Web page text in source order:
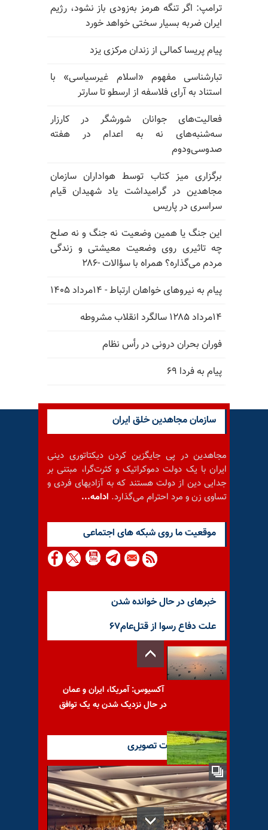
ترامپ: اگر تنگه هرمز به‌زودی باز نشود، رژیم
ایران ضربه بسیار سختی خواهد خورد
پیام پریسا کمالی از زندان مرکزی یزد
تبارشناسی مفهوم «اسلام غیرسیاسی» با
استناد به آرای فلاسفه از ارسطو تا سارتر
فعالیت‌های جوانان شورشگر در کارزار
سه‌شنبه‌های نه به اعدام در هفته
صدوسی‌و‌دوم
برگزاری میز کتاب توسط هواداران سازمان
مجاهدین در گرامیداشت یاد شهیدان قیام
سراسری در پاریس
این جنگ یا همین وضعیت نه جنگ و نه صلح
چه تاثیری روی وضعیت معیشتی و زندگی
مردم می‌گذاره؟ همراه با سؤالات -۲۸۶
پیام به نیروهای خواهان ارتباط - ۱۴مرداد ۱۴۰۵
۱۴مرداد ۱۲۸۵ سالگرد انقلاب مشروطه
فوران بحران درونی در رأس نظام
پیام به فردا ۶۹
سازمان مجاهدین خلق ایران
مجاهدین در پی جایگزین کردن دیکتاتوری دینی
ایران با یک دولت دموکراتیک و کثرت‌گرا، مبتنی بر
جدایی دین از دولت هستند که به آزادیهای فردی و
تساوی زن و مرد احترام می‌گذارد. ادامه...
موقعيت ما روى شبكه هاى اجتماعى
خبرهای در حال خوانده شدن
علت دفاع رسوا از قتل‌عام۶۷
آکسیوس: آمریکا، ایران و عمان
در حال نزدیک شدن به یک توافق
پیام به علیرضا
آخرین گزارشات تصویری